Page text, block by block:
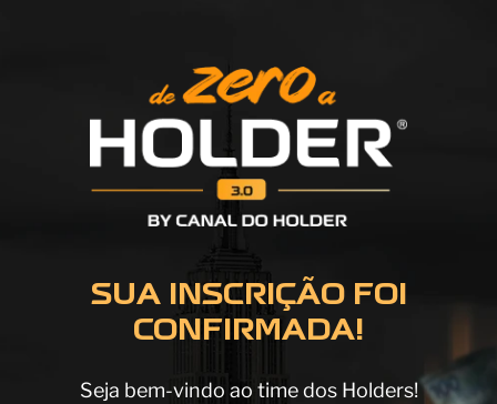
SUA INSCRIÇÃO FOI
CONFIRMADA!
Seja bem-vindo ao time dos Holders!